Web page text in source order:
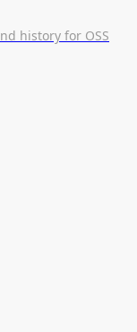
history for OSS